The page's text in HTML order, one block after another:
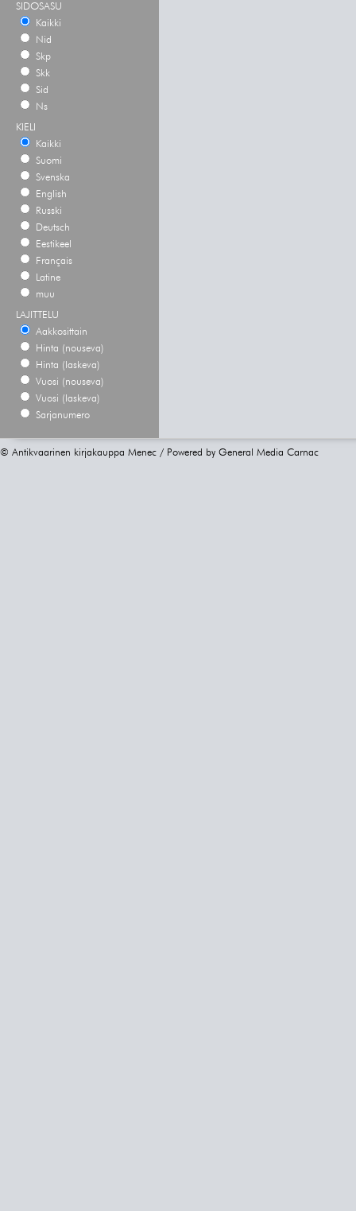
SIDOSASU
Kaikki
Nid
Skp
Skk
Sid
Ns
KIELI
Kaikki
Suomi
Svenska
English
Russki
Deutsch
Eestikeel
Français
Latine
muu
LAJITTELU
Aakkosittain
Hinta (nouseva)
Hinta (laskeva)
Vuosi (nouseva)
Vuosi (laskeva)
Sarjanumero
© Antikvaarinen kirjakauppa Menec / Powered by General Media Carnac